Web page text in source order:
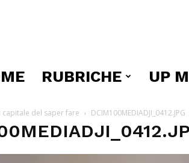
RUBRICHE UP
capitale del saper fare DCIM100MEDIADJI_0412.JPG